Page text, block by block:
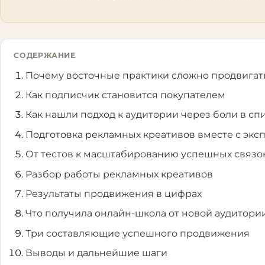
СОДЕРЖАНИЕ
Почему восточные практики сложно
Как подписчик становится покупателем
Как нашли подход к аудитории через боли в
Подготовка рекламных креативов вместе с
От тестов к масштабированию успешных
Разбор работы рекламных креативов
Результаты продвижения в цифрах
Что получила онлайн-школа от новой
Три составляющие успешного продвижения
Выводы и дальнейшие шаги